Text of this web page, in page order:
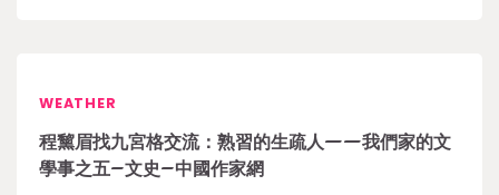
WEATHER
程黧眉找九宮格交流：熟習的生疏人——我們家的文
學事之五–文史–中國作家網